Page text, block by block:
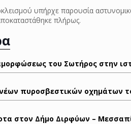
υπήρχε παρουσία
πλήρως.
του Σωτήρος στην
πυροσβεστικών οχημάτων
στον Δήμο Διρφύων –